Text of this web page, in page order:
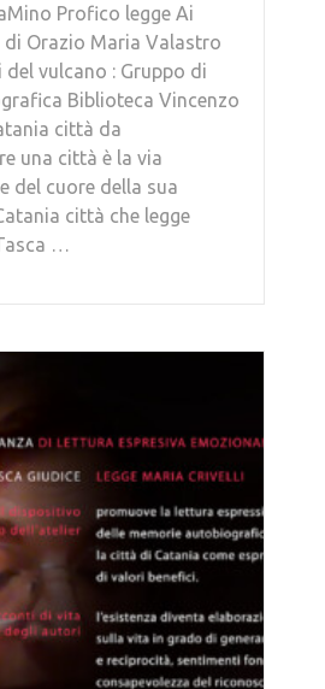
Profico legge Ai
di Orazio Maria Valastro
del vulcano : Gruppo di
Biblioteca Vincenzo
città da
una città è la via
del cuore della sua
città che legge
…